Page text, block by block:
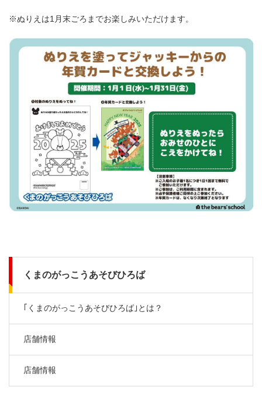
※ぬりえは1月末ごろまでお楽しみいただけます。
くまのがっこうあそびひろば
｢くまのがっこうあそびひろば｣とは？
店舗情報
店舗情報